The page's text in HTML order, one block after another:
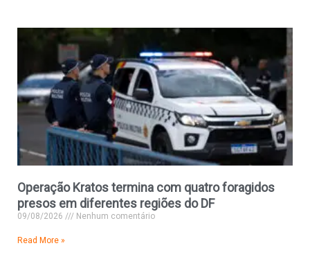
Operação Kratos termina com quatro foragidos
presos em diferentes regiões do DF
09/08/2026 Nenhum comentário
Read More »